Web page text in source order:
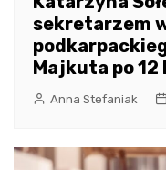
sekretarzem
Majkuta po 12
Anna Stefaniak